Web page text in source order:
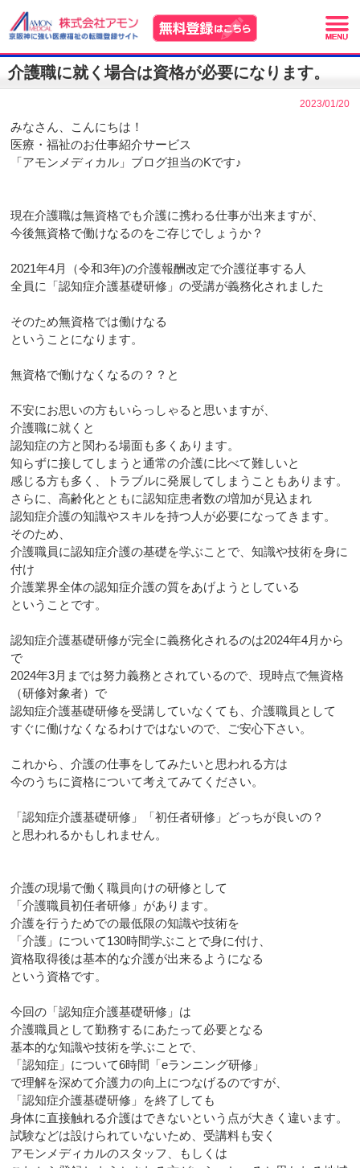
介護職に就く場合は資格が必要になります。
2023/01/20
みなさん、こんにちは！
医療・福祉のお仕事紹介サービス
「アモンメディカル」ブログ担当のKです♪
現在介護職は無資格でも介護に携わる仕事が出来ますが、
今後無資格で働けなるのをご存じでしょうか？
2021年4月（令和3年)の介護報酬改定で介護従事する人
全員に「認知症介護基礎研修」の受講が義務化されました
そのため無資格では働けなる
ということになります。
無資格で働けなくなるの？？と
不安にお思いの方もいらっしゃると思いますが、
介護職に就くと
認知症の方と関わる場面も多くあります。
知らずに接してしまうと通常の介護に比べて難しいと
感じる方も多く、トラブルに発展してしまうこともあります。
さらに、高齢化とともに認知症患者数の増加が見込まれ
認知症介護の知識やスキルを持つ人が必要になってきます。
そのため、
介護職員に認知症介護の基礎を学ぶことで、知識や技術を身に
付け
介護業界全体の認知症介護の質をあげようとしている
ということです。
認知症介護基礎研修が完全に義務化されるのは2024年4月から
で
2024年3月までは努力義務とされているので、現時点で無資格
（研修対象者）で
認知症介護基礎研修を受講していなくても、介護職員として
すぐに働けなくなるわけではないので、ご安心下さい。
これから、介護の仕事をしてみたいと思われる方は
今のうちに資格について考えてみてください。
「認知症介護基礎研修」「初任者研修」どっちが良いの？
と思われるかもしれません。
介護の現場で働く職員向けの研修として
「介護職員初任者研修」があります。
介護を行うためでの最低限の知識や技術を
「介護」について130時間学ぶことで身に付け、
資格取得後は基本的な介護が出来るようになる
という資格です。
今回の「認知症介護基礎研修」は
介護職員として勤務するにあたって必要となる
基本的な知識や技術を学ぶことで、
「認知症」について6時間「eランニング研修」
で理解を深めて介護力の向上につなげるのですが、
「認知症介護基礎研修」を終了しても
身体に直接触れる介護はできないという点が大きく違います。
試験などは設けられていないため、受講料も安く
アモンメディカルのスタッフ、もしくは